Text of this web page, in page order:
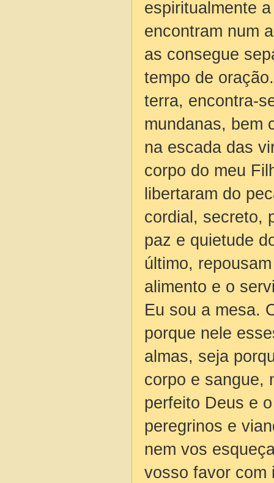
espiritualmente
encontram num
as consegue
tempo de
terra, encontra-
mundanas, bem
na escada das
corpo do meu
libertaram do
cordial, secreto,
paz e quietude
último,
alimento e o
Eu sou a mesa.
porque nele
almas, seja
corpo e sangue,
perfeito Deus e
peregrinos e
nem vos
vosso favor com